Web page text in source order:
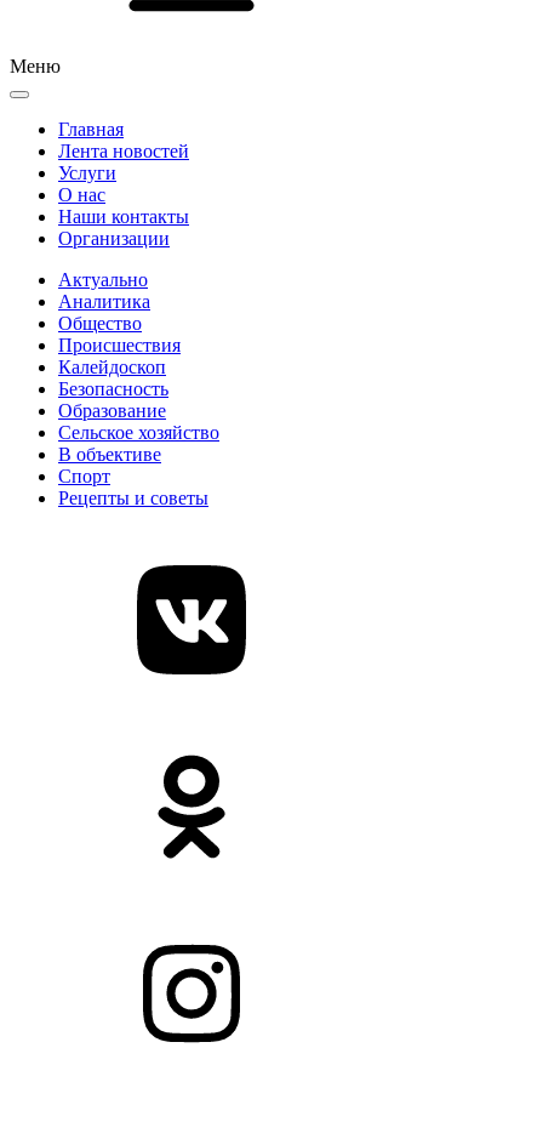
Меню
Главная
Лента новостей
Услуги
О нас
Наши контакты
Организации
Актуально
Аналитика
Общество
Происшествия
Калейдоскоп
Безопасность
Образование
Сельское хозяйство
В объективе
Спорт
Рецепты и советы